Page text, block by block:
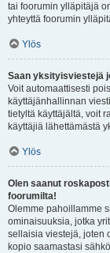
tai foorumin ylläpitäjä
yhteyttä foorumin
Ylös
Saan yksityisviestejä
Voit automaattisesti
käyttäjänhallinnan
tietyltä käyttäjältä, voit
käyttäjiä lähettämästä
Ylös
Olen saanut
foorumilta!
Olemme pahoillamme
ominaisuuksia, jotka
sellaisia viestejä, joten
kopio saamastasi